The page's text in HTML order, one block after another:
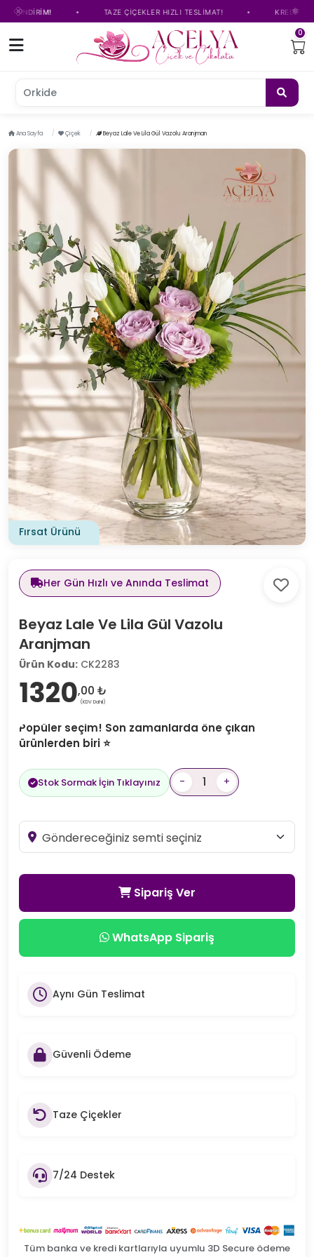
TAZE ÇİÇEKLER HIZLI TESLİMAT! KREDİ
0
Orkide çiçe
Ana Sayfa Çiçek Beyaz Lale Ve Lila Gül Vazolu Aranjman
Fırsat Ürünü
Her Gün Hızlı ve Anında Teslimat
Beyaz Lale Ve Lila Gül Vazolu
Aranjman
Ürün Kodu: CK2283
1320,00 ₺
(KDV Dahil)
Popüler seçim! Son zamanlarda öne çıkan
ürünlerden biri ⭐
Stok Sormak İçin Tıklayınız - +
Sipariş Ver
WhatsApp Sipariş
Aynı Gün Teslimat
Güvenli Ödeme
Taze Çiçekler
7/24 Destek
Tüm banka ve kredi kartlarıyla uyumlu 3D Secure ödeme